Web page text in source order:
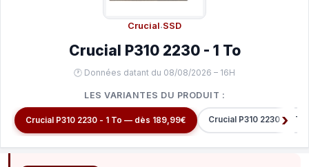
Crucial·SSD
Crucial P310 2230 - 1 To
🕐 Données datant du 08/08/2026 – 16H
LES VARIANTES DU PRODUIT :
Crucial P310 2230 - 1 To — dès 189,99€ Crucial P310 2230 - 2